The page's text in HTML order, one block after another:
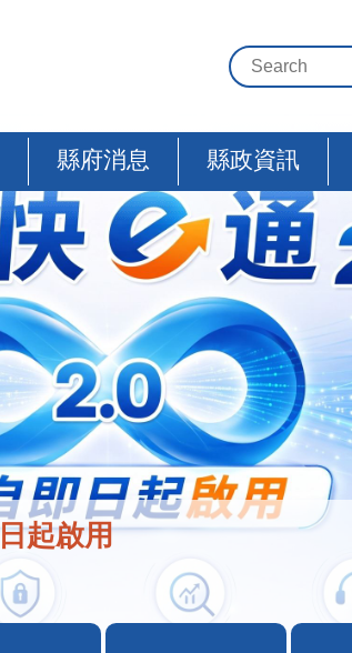
縣府消息 縣政資訊
起啟用